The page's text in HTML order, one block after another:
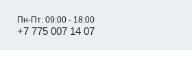
Пн-Пт: 09:00 - 18:00
+7 775 007 14 07